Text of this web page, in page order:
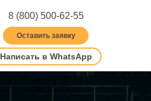
Оставить заявку
8 (800) 500-62-55
Написать в WhatsApp